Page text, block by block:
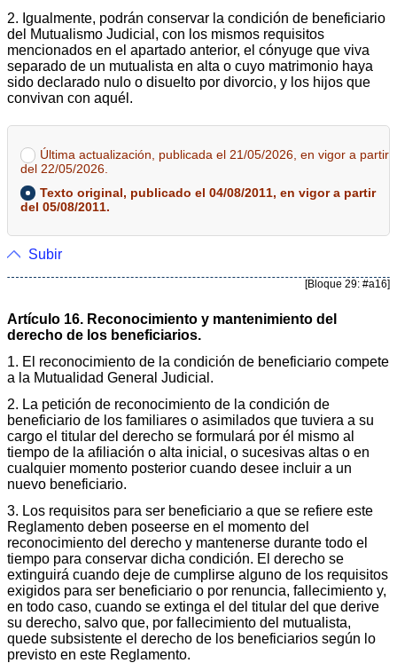
2. Igualmente, podrán conservar la condición de beneficiario
del Mutualismo Judicial, con los mismos requisitos
mencionados en el apartado anterior, el cónyuge que viva
separado de un mutualista en alta o cuyo matrimonio haya
sido declarado nulo o disuelto por divorcio, y los hijos que
convivan con aquél.
Última actualización, publicada el 21/05/2026, en vigor a partir
del 22/05/2026.
Texto original, publicado el 04/08/2011, en vigor a partir
del 05/08/2011.
Subir
[Bloque 29: #a16]
Artículo 16. Reconocimiento y mantenimiento del
derecho de los beneficiarios.
1. El reconocimiento de la condición de beneficiario compete
a la Mutualidad General Judicial.
2. La petición de reconocimiento de la condición de
beneficiario de los familiares o asimilados que tuviera a su
cargo el titular del derecho se formulará por él mismo al
tiempo de la afiliación o alta inicial, o sucesivas altas o en
cualquier momento posterior cuando desee incluir a un
nuevo beneficiario.
3. Los requisitos para ser beneficiario a que se refiere este
Reglamento deben poseerse en el momento del
reconocimiento del derecho y mantenerse durante todo el
tiempo para conservar dicha condición. El derecho se
extinguirá cuando deje de cumplirse alguno de los requisitos
exigidos para ser beneficiario o por renuncia, fallecimiento y,
en todo caso, cuando se extinga el del titular del que derive
su derecho, salvo que, por fallecimiento del mutualista,
quede subsistente el derecho de los beneficiarios según lo
previsto en este Reglamento.